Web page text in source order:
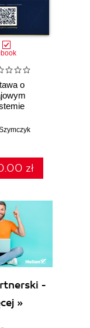
o
i NIS2 w
po 68
dla
i
zł
-
»